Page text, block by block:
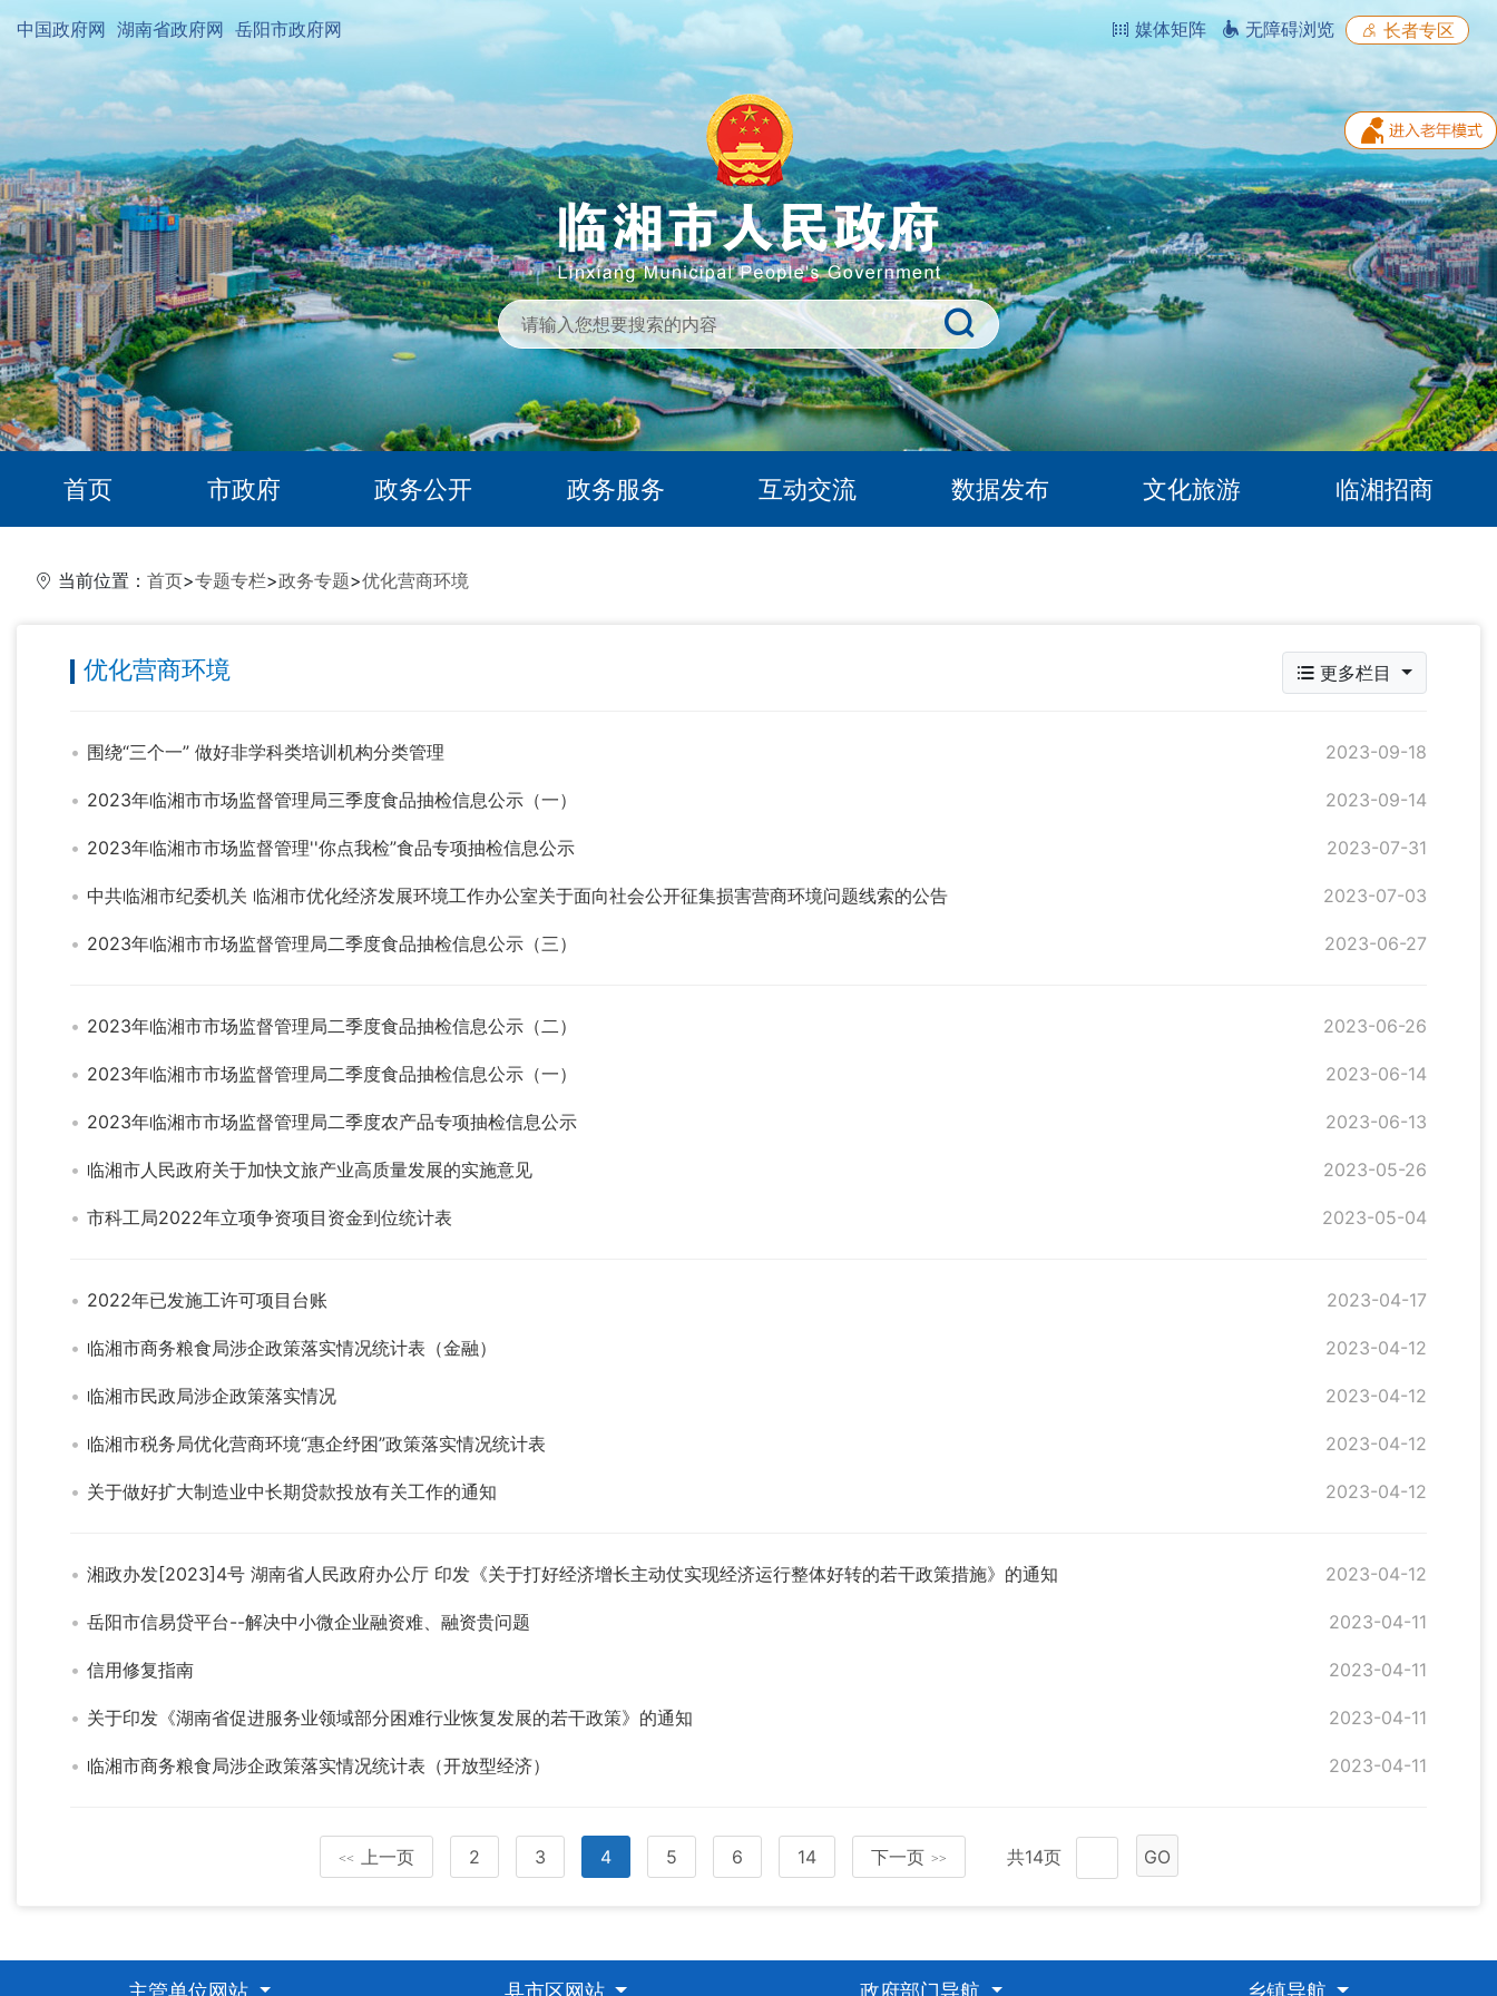
中国政府网 湖南省政府网 岳阳市政府网 媒体矩阵 无障碍浏览 长者专区
首页 市政府 政务公开 政务服务 互动交流 数据发布 文化旅游 临湘招商
当前位置： 首页>专题专栏>政务专题>优化营商环境
优化营商环境 更多栏目
围绕“三个一” 做好非学科类培训机构分类管理 2023-09-18
2023年临湘市市场监督管理局三季度食品抽检信息公示（一） 2023-09-14
2023年临湘市市场监督管理''你点我检”食品专项抽检信息公示 2023-07-31
中共临湘市纪委机关 临湘市优化经济发展环境工作办公室关于面向社会公开征集损害营商环境问题线索的公告 2023-07-03
2023年临湘市市场监督管理局二季度食品抽检信息公示（三） 2023-06-27
2023年临湘市市场监督管理局二季度食品抽检信息公示（二） 2023-06-26
2023年临湘市市场监督管理局二季度食品抽检信息公示（一） 2023-06-14
2023年临湘市市场监督管理局二季度农产品专项抽检信息公示 2023-06-13
临湘市人民政府关于加快文旅产业高质量发展的实施意见 2023-05-26
市科工局2022年立项争资项目资金到位统计表 2023-05-04
2022年已发施工许可项目台账 2023-04-17
临湘市商务粮食局涉企政策落实情况统计表（金融） 2023-04-12
临湘市民政局涉企政策落实情况 2023-04-12
临湘市税务局优化营商环境“惠企纾困”政策落实情况统计表 2023-04-12
关于做好扩大制造业中长期贷款投放有关工作的通知 2023-04-12
湘政办发[2023]4号 湖南省人民政府办公厅 印发《关于打好经济增长主动仗实现经济运行整体好转的若干政策措施》的通知 2023-04-12
岳阳市信易贷平台--解决中小微企业融资难、融资贵问题 2023-04-11
信用修复指南 2023-04-11
关于印发《湖南省促进服务业领域部分困难行业恢复发展的若干政策》的通知 2023-04-11
临湘市商务粮食局涉企政策落实情况统计表（开放型经济） 2023-04-11
<< 上一页 2 3 4 5 6 14 下一页 >> 共14页 GO
主管单位网站 县市区网站 政府部门导航 乡镇导航